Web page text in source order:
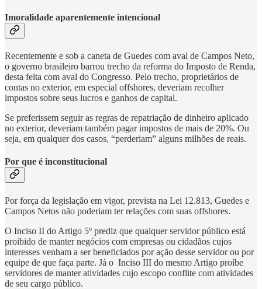
Imoralidade aparentemente intencional
Recentemente e sob a caneta de Guedes com aval de Campos Neto,
o governo brasileiro barrou trecho da reforma do Imposto de Renda,
desta feita com aval do Congresso. Pelo trecho, proprietários de
contas no exterior, em especial offshores, deveriam recolher
impostos sobre seus lucros e ganhos de capital.
Se preferissem seguir as regras de repatriação de dinheiro aplicado
no exterior, deveriam também pagar impostos de mais de 20%. Ou
seja, em qualquer dos casos, “perderiam” alguns milhões de reais.
Por que é inconstitucional
Por força da legislação em vigor, prevista na Lei 12.813, Guedes e
Campos Netos não poderiam ter relações com suas offshores.
O Inciso II do Artigo 5º prediz que qualquer servidor público está
proibido de manter negócios com empresas ou cidadãos cujos
interesses venham a ser beneficiados por ação desse servidor ou por
equipe de que faça parte. Já o Inciso III do mesmo Artigo proíbe
servidores de manter atividades cujo escopo conflite com atividades
de seu cargo público.